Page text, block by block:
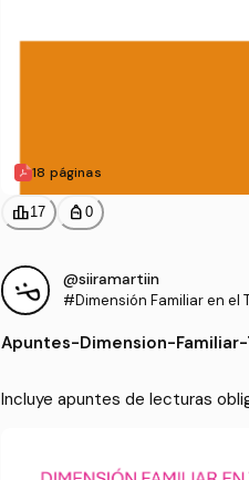
18 páginas
leaderboard17 personal_bag 0
@siiramartiin
#Dimensión Familiar en el
Apuntes-Dimension-
Incluye apuntes de lecturas